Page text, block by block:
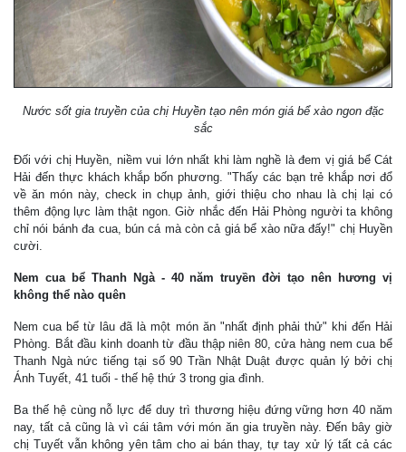
Nước sốt gia truyền của chị Huyền tạo nên món giá bể xào ngon đặc
sắc
Đối với chị Huyền, niềm vui lớn nhất khi làm nghề là đem vị giá bể Cát
Hải đến thực khách khắp bốn phương. "Thấy các bạn trẻ khắp nơi đổ
về ăn món này, check in chụp ảnh, giới thiệu cho nhau là chị lại có
thêm động lực làm thật ngon. Giờ nhắc đến Hải Phòng người ta không
chỉ nói bánh đa cua, bún cá mà còn cả giá bể xào nữa đấy!" chị Huyền
cười.
Nem cua bể Thanh Ngà - 40 năm truyền đời tạo nên hương vị
không thể nào quên
Nem cua bể từ lâu đã là một món ăn "nhất định phải thử" khi đến Hải
Phòng. Bắt đầu kinh doanh từ đầu thập niên 80, cửa hàng nem cua bể
Thanh Ngà nức tiếng tại số 90 Trần Nhật Duật được quản lý bởi chị
Ánh Tuyết, 41 tuổi - thế hệ thứ 3 trong gia đình.
Ba thế hệ cùng nỗ lực để duy trì thương hiệu đứng vững hơn 40 năm
nay, tất cả cũng là vì cái tâm với món ăn gia truyền này. Đến bây giờ
chị Tuyết vẫn không yên tâm cho ai bán thay, tự tay xử lý tất cả các